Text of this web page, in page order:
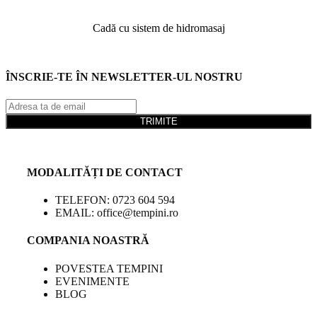
Cadă cu sistem de hidromasaj
ÎNSCRIE-TE ÎN NEWSLETTER-UL NOSTRU
TRIMITE
MODALITĂȚI DE CONTACT
TELEFON: 0723 604 594
EMAIL: office@tempini.ro
COMPANIA NOASTRĂ
POVESTEA TEMPINI
EVENIMENTE
BLOG